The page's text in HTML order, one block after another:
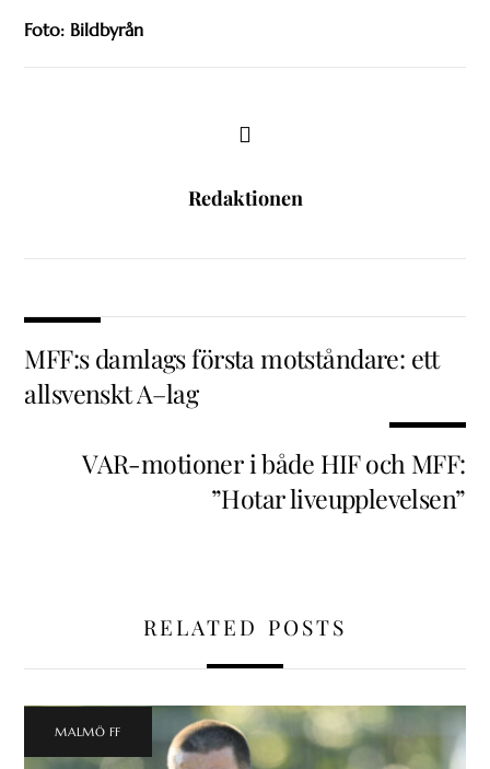
Foto: Bildbyrån
Redaktionen
MFF:s damlags första motståndare: ett
allsvenskt A–lag
VAR-motioner i både HIF och MFF:
”Hotar liveupplevelsen”
RELATED POSTS
MALMÖ FF